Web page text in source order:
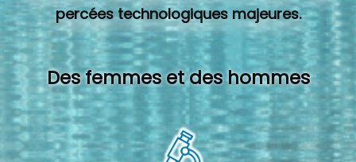
percées technologiques majeures.
Des femmes et des hommes